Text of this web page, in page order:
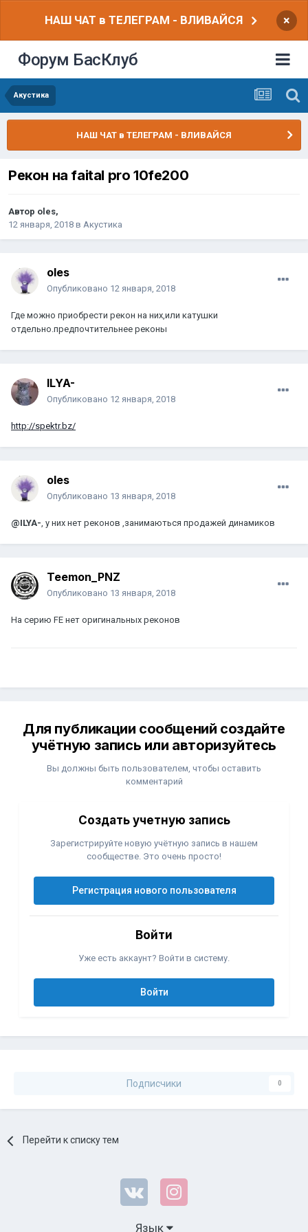
НАШ ЧАТ в ТЕЛЕГРАМ - ВЛИВАЙСЯ ×
Форум БасКлуб
Акустика
НАШ ЧАТ в ТЕЛЕГРАМ - ВЛИВАЙСЯ
Рекон на faital pro 10fe200
Автор oles,
12 января, 2018 в Акустика
oles
Опубликовано 12 января, 2018
Где можно приобрести рекон на них,или катушки
отдельно.предпочтительнее реконы
ILYA-
Опубликовано 12 января, 2018
http://spektr.bz/
oles
Опубликовано 13 января, 2018
@ILYA-, у них нет реконов ,занимаються продажей динамиков
Teemon_PNZ
Опубликовано 13 января, 2018
На серию FE нет оригинальных реконов
Для публикации сообщений создайте
учётную запись или авторизуйтесь
Вы должны быть пользователем, чтобы оставить
комментарий
Создать учетную запись
Зарегистрируйте новую учётную запись в нашем
сообществе. Это очень просто!
Регистрация нового пользователя
Войти
Уже есть аккаунт? Войти в систему.
Войти
Подписчики 0
Перейти к списку тем
Язык